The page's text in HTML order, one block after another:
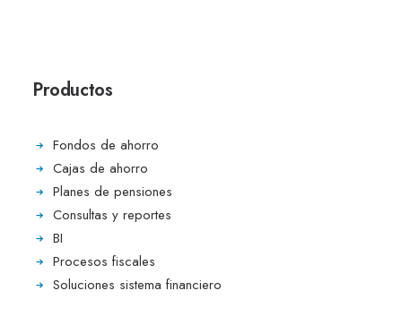
Productos
Fondos de ahorro
Cajas de ahorro
Planes de pensiones
Consultas y reportes
BI
Procesos fiscales
Soluciones sistema financiero